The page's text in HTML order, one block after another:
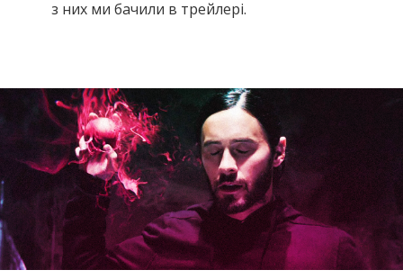
з них ми бачили в трейлері.